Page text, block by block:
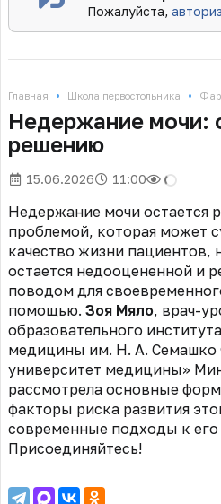
Пожалуйста,
Главная • Школа первостольника •
Недержание мочи:
решению
15.06.2026 11:00
Недержание мочи остается
проблемой, которая может
качество жизни пациентов,
остается недооцененной и
поводом для
помощью. Зоя Мяло, врач-
образовательного
медицины им. Н. А.
университет медицины»
рассмотрела основные
факторы риска развития
современные подходы к
Присоединяйтесь!